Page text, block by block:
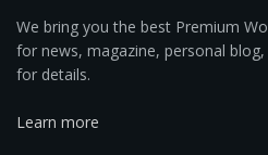
We bring you the best Premium
for news, magazine, personal
for details.
Learn more